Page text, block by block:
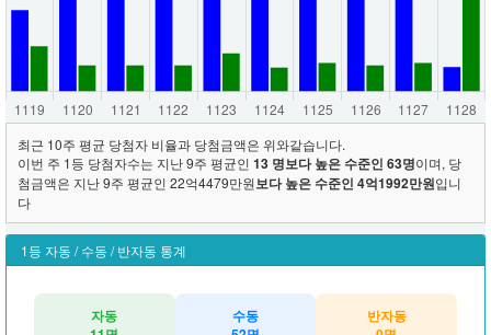
최근 10주 평균 당첨자 비율과 당첨금액은 위와같습니다.
이번 주 1등 당첨자수는 지난 9주 평균인 13 명보다 높은 수준인 63명이며, 당
첨금액은 지난 9주 평균인 22억4479만원보다 높은 수준인 4억1992만원입니
다
1등 자동 / 수동 / 반자동 통계
자동
수동
반자동